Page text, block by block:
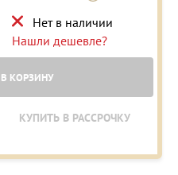
Нет в наличии
Нашли дешевле?
КОРЗИНУ
КУПИТЬ В РАССРОЧКУ